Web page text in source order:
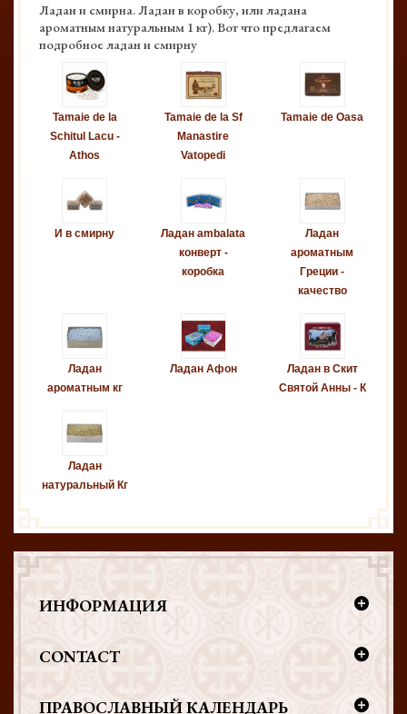
Ладан и смирна. Ладан в коробку, или ладана
ароматным натуральным 1 кг). Вот что предлагаем
подробное ладан и смирну
Tamaie de la
Schitul Lacu -
Athos
Tamaie de la Sf
Manastire
Vatopedi
Tamaie de Oasa
И в смирну
Ладан ambalata
конверт -
коробка
Ладан
ароматным
Греции -
качество
Ладан
ароматным кг
Ладан Афон
Ладан в Скит
Святой Анны - К
Ладан
натуральный Кг
ИНФОРМАЦИЯ
CONTACT
ПРАВОСЛАВНЫЙ КАЛЕНДАРЬ